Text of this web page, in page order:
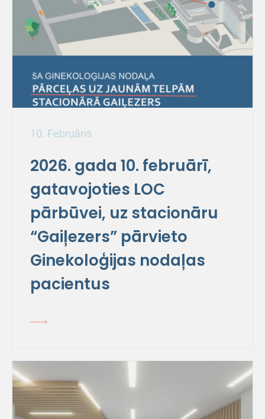
10. Februāris
2026. gada 10. februārī,
gatavojoties LOC
pārbūvei, uz stacionāru
“Gaiļezers” pārvieto
Ginekoloģijas nodaļas
pacientus